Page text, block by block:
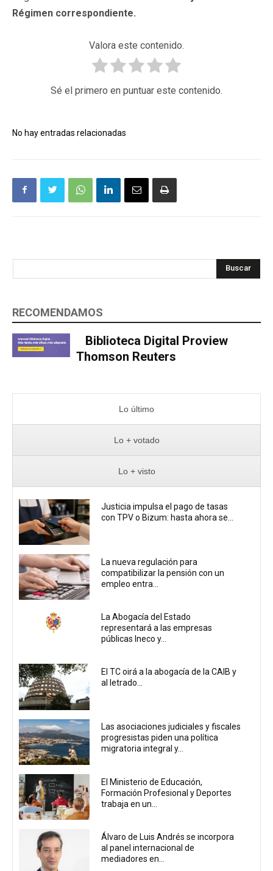
Régimen correspondiente.
Valora este contenido.
Sé el primero en puntuar este contenido.
No hay entradas relacionadas
Buscar
RECOMENDAMOS
Biblioteca Digital Proview
Thomson Reuters
Lo último
Lo + votado
Lo + visto
Justicia impulsa el pago de tasas
con TPV o Bizum: hasta ahora se...
La nueva regulación para
compatibilizar la pensión con un
empleo entra...
La Abogacía del Estado
representará a las empresas
públicas Ineco y...
El TC oirá a la abogacía de la CAIB y
al letrado...
Las asociaciones judiciales y fiscales
progresistas piden una política
migratoria integral y...
El Ministerio de Educación,
Formación Profesional y Deportes
trabaja en un...
Álvaro de Luis Andrés se incorpora
al panel internacional de
mediadores en...